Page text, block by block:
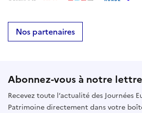
Nos partenaires
Abonnez-vous à notre
Recevez toute l’actualité des Journées
Patrimoine directement dans votre